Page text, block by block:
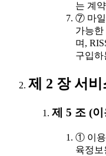
는 계
⑦ 마일
가능한
며,
구입하
제 2 장 서
제 5 조 (
① 이용
육정보